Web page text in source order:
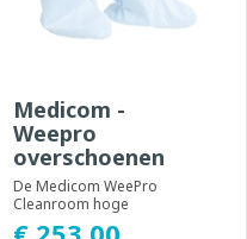
Medicom -
Weepro
overschoenen
(300 stuks)
De Medicom WeePro
Cleanroom hoge
overschoenen (Overboots)